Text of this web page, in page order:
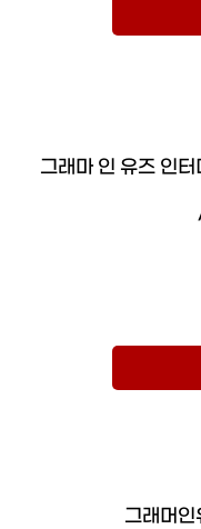
그래마 인 유즈
그래머